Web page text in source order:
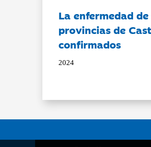
La enfermedad
provincias de
confirmados
2024